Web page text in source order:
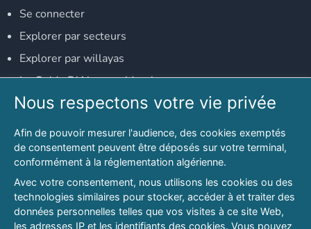
Se connecter
Explorer par secteurs
Explorer par willayas
Le Guide D'Alger, guide-alger.com
NOS RÉSEAUX SOCIAUX
Notre page Facebook
Notre page LinkedIn
Notre page Instagram
Notre page Twitter
Nous respectons votre vie privée
Afin de pouvoir mesurer l'audience, des cookies exemptés
de consentement peuvent être déposés sur votre terminal,
conformément à la réglementation algérienne.
Avec votre consentement, nous utilisons les cookies ou des
technologies similaires pour stocker, accéder à et traiter des
données personnelles telles que vos visites à ce site Web,
les adresses IP et les identifiants des cookies. Vous pouvez